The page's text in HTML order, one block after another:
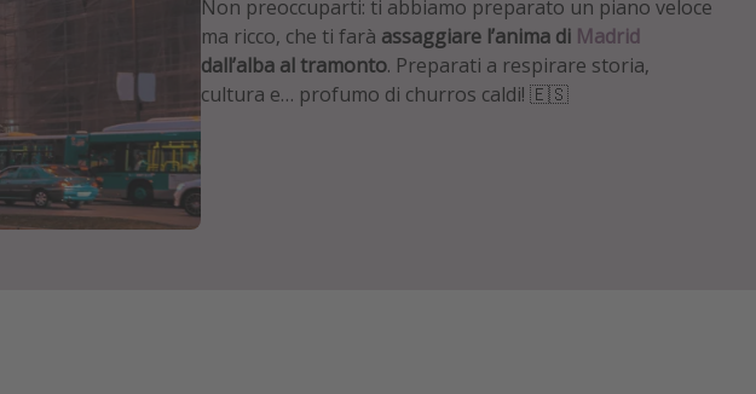
Non preoccuparti: ti abbiamo preparato un piano veloce
ma ricco, che ti farà assaggiare l’anima di Madrid
dall’alba al tramonto. Preparati a respirare storia,
cultura e… profumo di churros caldi! 🇪🇸